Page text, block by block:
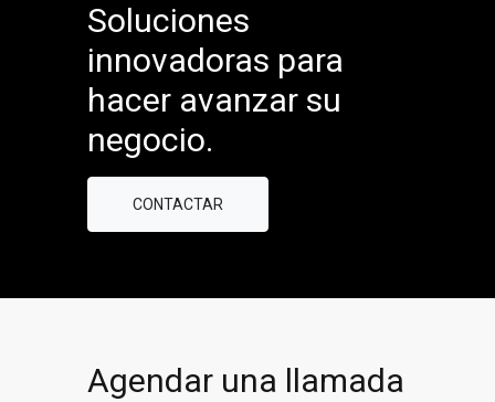
Soluciones
innovadoras para
hacer avanzar su
negocio.
CONTACTAR
Agendar una llamada